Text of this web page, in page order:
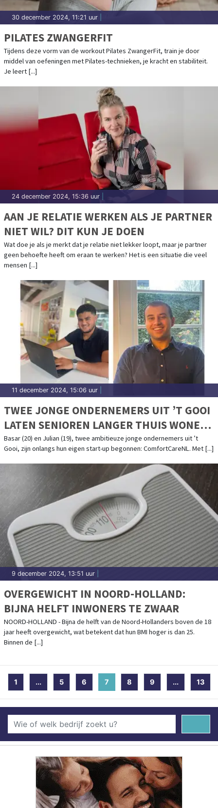
30 december 2024, 11:21 uur
PILATES ZWANGERFIT
Tijdens deze vorm van de workout Pilates ZwangerFit, train je door
middel van oefeningen met Pilates-technieken, je kracht en stabiliteit.
Je leert [...]
24 december 2024, 15:36 uur
AAN JE RELATIE WERKEN ALS JE PARTNER
NIET WIL? DIT KUN JE DOEN
Wat doe je als je merkt dat je relatie niet lekker loopt, maar je partner
geen behoefte heeft om eraan te werken? Het is een situatie die veel
mensen [...]
11 december 2024, 15:06 uur
TWEE JONGE ONDERNEMERS UIT ’T GOOI
LATEN SENIOREN LANGER THUIS WONEN
MET COMFORTCARENL
Basar (20) en Julian (19), twee ambitieuze jonge ondernemers uit ’t
Gooi, zijn onlangs hun eigen start-up begonnen: ComfortCareNL. Met [...]
9 december 2024, 13:51 uur
OVERGEWICHT IN NOORD-HOLLAND:
BIJNA HELFT INWONERS TE ZWAAR
NOORD-HOLLAND - Bijna de helft van de Noord-Hollanders boven de 18
jaar heeft overgewicht, wat betekent dat hun BMI hoger is dan 25.
Binnen de [...]
1 ... 5 6 7 (current)
8 9 ... 13